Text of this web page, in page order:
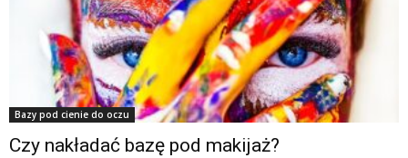
Bazy pod cienie do oczu
Czy nakładać bazę pod makijaż?